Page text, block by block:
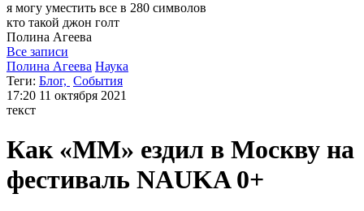
я могу уместить все в 280 символов
кто такой джон голт
Полина Агеева
Все записи
Полина Агеева Наука
Теги: Блог, События
17:20 11 октября 2021
текст
Как «ММ» ездил в Москву на
фестиваль NAUKA 0+